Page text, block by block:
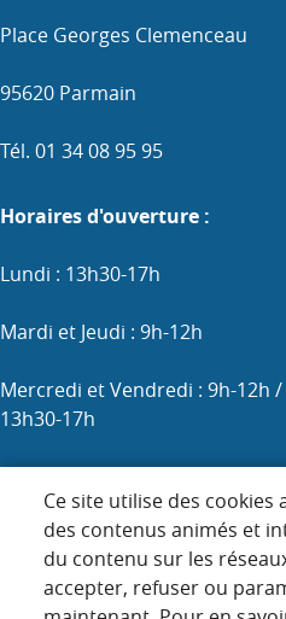
Ce site utilise des
des contenus animés et
du contenu sur les
accepter, refuser ou
Place Georges Clemenceau
95620 Parmain
Tél. 01 34 08 95 95
Horaires d'ouverture :
Lundi : 13h30-17h
Mardi et Jeudi : 9h-12h
Mercredi et Vendredi : 9h-12h /
13h30-17h
Menu
ACCUEIL